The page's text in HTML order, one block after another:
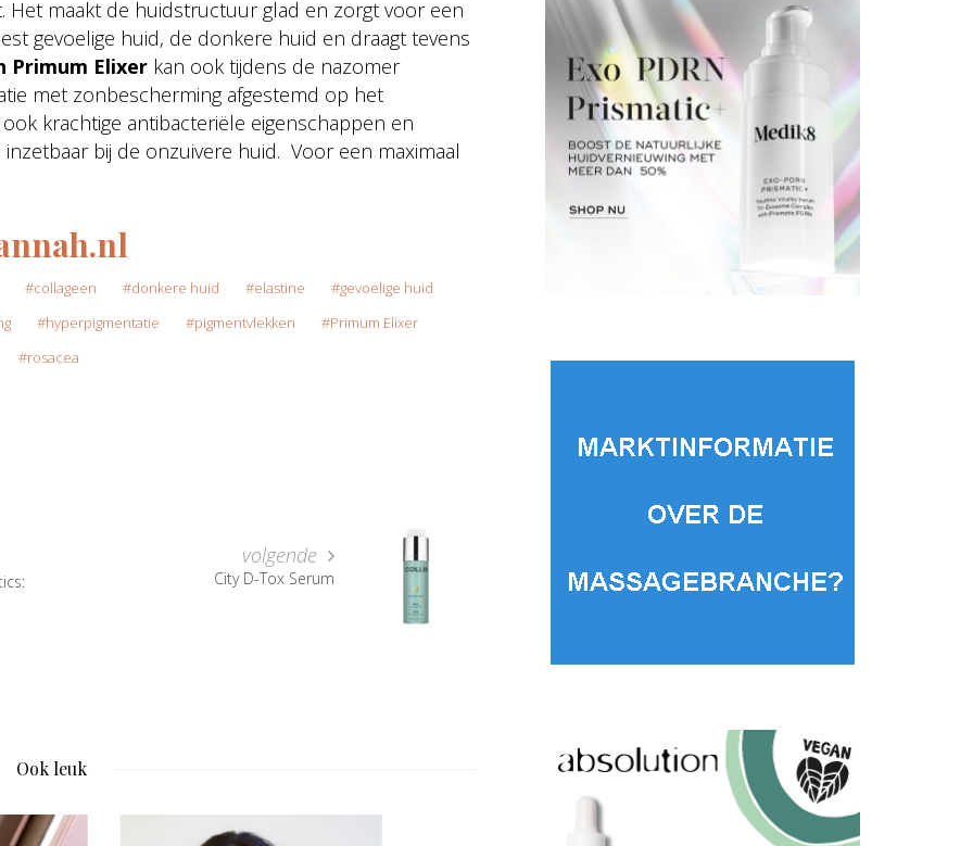
Het maakt de huidstructuur glad en zorgt voor een
gevoelige huid, de donkere huid en draagt tevens
Primum Elixer kan ook tijdens de nazomer
met zonbescherming afgestemd op het
krachtige antibacteriële eigenschappen en
bij de onzuivere huid. Voor een maximaal
collageen donkere huid elastine
gevoelige huid
hyperpigmentatie pigmentvlekken
Primum Elixer
rosacea
volgende
City D-Tox Serum
Ook leuk